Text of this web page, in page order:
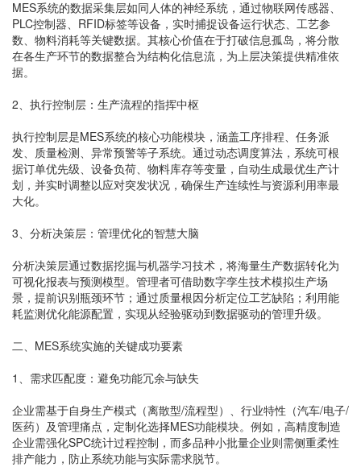
MES系统的数据采集层如同人体的神经系统，通过物联网传感器、
PLC控制器、RFID标签等设备，实时捕捉设备运行状态、工艺参
数、物料消耗等关键数据。其核心价值在于打破信息孤岛，将分散
在各生产环节的数据整合为结构化信息流，为上层决策提供精准依
据。
2、执行控制层：生产流程的指挥中枢
执行控制层是MES系统的核心功能模块，涵盖工序排程、任务派
发、质量检测、异常预警等子系统。通过动态调度算法，系统可根
据订单优先级、设备负荷、物料库存等变量，自动生成最优生产计
划，并实时调整以应对突发状况，确保生产连续性与资源利用率最
大化。
3、分析决策层：管理优化的智慧大脑
分析决策层通过数据挖掘与机器学习技术，将海量生产数据转化为
可视化报表与预测模型。管理者可借助数字孪生技术模拟生产场
景，提前识别瓶颈环节；通过质量根因分析定位工艺缺陷；利用能
耗监测优化能源配置，实现从经验驱动到数据驱动的管理升级。
二、MES系统实施的关键成功要素
1、需求匹配度：避免功能冗余与缺失
企业需基于自身生产模式（离散型/流程型）、行业特性（汽车/电子/
医药）及管理痛点，定制化选择MES功能模块。例如，高精度制造
企业需强化SPC统计过程控制，而多品种小批量企业则需侧重柔性
排产能力，防止系统功能与实际需求脱节。